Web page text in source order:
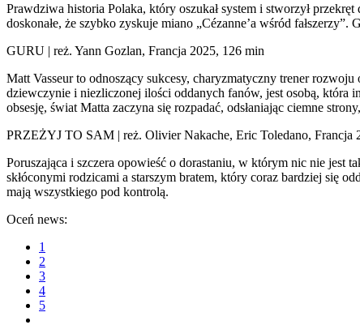
Prawdziwa historia Polaka, który oszukał system i stworzył
doskonałe, że szybko zyskuje miano „Cézanne’a wśród
GURU | reż. Yann Gozlan, Francja 2025, 126 min
Matt Vasseur to odnoszący sukcesy, charyzmatyczny trener
dziewczynie i niezliczonej ilości oddanych fanów, jest osobą, która
obsesję, świat Matta zaczyna się rozpadać, odsłaniając ciemne
PRZEŻYJ TO SAM | reż. Olivier Nakache, Eric Toledano, Francja
Poruszająca i szczera opowieść o dorastaniu, w którym nic nie jest
skłóconymi rodzicami a starszym bratem, który coraz bardziej się
mają wszystkiego pod kontrolą.
Oceń news:
1
2
3
4
5